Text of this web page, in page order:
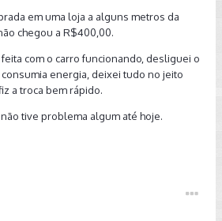
em uma loja a alguns metros da
chegou a R$400,00.
com o carro funcionando, desliguei o
energia, deixei tudo no jeito
a troca bem rápido.
tive problema algum até hoje.